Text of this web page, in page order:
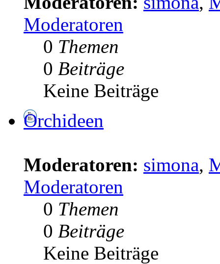
Moderatoren
0 Themen
0 Beiträge
Keine Beiträge
Orchideen
Moderatoren: simona,
Moderatoren
0 Themen
0 Beiträge
Keine Beiträge